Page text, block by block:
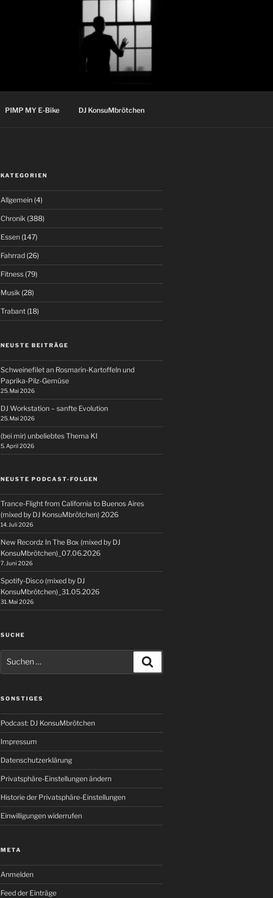
PIMP MY E-Bike DJ KonsuMbrötchen
KATEGORIEN
Allgemein(4)
Chronik (388)
Essen(147)
Fahrrad(26)
Fitness(79)
Musik (28)
Trabant(18)
NEUSTE BEITRÄGE
Schweinefilet an Rosmarin-Kartoffeln und
Paprika-Pilz-Gemüse
25. Mai 2026
DJ Workstation – sanfte Evolution
25. Mai 2026
(bei mir) unbeliebtes Thema KI
5. April 2026
NEUSTE PODCAST-FOLGEN
Trance-Flight from California to Buenos Aires
(mixed by DJ KonsuMbrötchen) 2026
14. Juli 2026
New Recordz In The Box (mixed by DJ
KonsuMbrötchen)_07.06.2026
7. Juni 2026
Spotify-Disco (mixed by DJ
KonsuMbrötchen)_31.05.2026
31. Mai 2026
SUCHE
nach:
SONSTIGES
Podcast: DJ KonsuMbrötchen
Impressum
Datenschutzerklärung
Privatsphäre-Einstellungen ändern
Historie der Privatsphäre-Einstellungen
Einwilligungen widerrufen
META
Anmelden
Feed der Einträge